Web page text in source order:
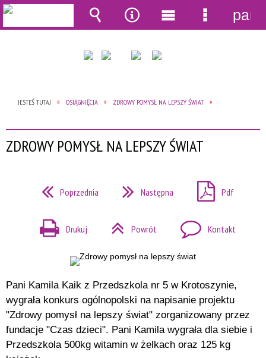
JESTEŚ TUTAJ OSIĄGNIĘCIA ZDROWY POMYSŁ NA LEPSZY ŚWIAT
ZDROWY POMYSŁ NA LEPSZY ŚWIAT
Poprzednia Następna Pdf
Drukuj Powrót Kontakt
Pani Kamila Kaik z Przedszkola nr 5 w Krotoszynie,
wygrała konkurs ogólnopolski na napisanie projektu
"Zdrowy pomysł na lepszy świat" zorganizowany przez
fundacje "Czas dzieci". Pani Kamila wygrała dla siebie i
Przedszkola 500kg witamin w żelkach oraz 125 kg
Wyszukiwarka
Narzędzia
Menu
główne
Menu